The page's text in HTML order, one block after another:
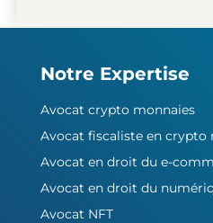
Notre Expertise
Avocat crypto monnaies
Avocat fiscaliste en crypto
Avocat en droit du e-
Avocat en droit du
Avocat NFT